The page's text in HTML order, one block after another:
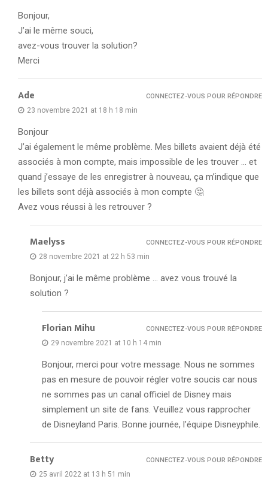
Bonjour,
J’ai le même souci,
avez-vous trouver la solution?
Merci
Ade
23 novembre 2021 at 18 h 18 min
Bonjour
J’ai également le même problème. Mes billets avaient déjà été
associés à mon compte, mais impossible de les trouver … et
quand j’essaye de les enregistrer à nouveau, ça m’indique que
les billets sont déjà associés à mon compte 🤔
Avez vous réussi à les retrouver ?
CONNECTEZ-VOUS POUR RÉPONDRE
Maelyss
28 novembre 2021 at 22 h 53 min
Bonjour, j’ai le même problème … avez vous trouvé la
solution ?
CONNECTEZ-VOUS POUR RÉPONDRE
Florian Mihu
29 novembre 2021 at 10 h 14 min
Bonjour, merci pour votre message. Nous ne sommes
pas en mesure de pouvoir régler votre soucis car nous
ne sommes pas un canal officiel de Disney mais
simplement un site de fans. Veuillez vous rapprocher
de Disneyland Paris. Bonne journée, l’équipe Disneyphile.
CONNECTEZ-VOUS POUR RÉPONDRE
Betty
25 avril 2022 at 13 h 51 min
CONNECTEZ-VOUS POUR RÉPONDRE